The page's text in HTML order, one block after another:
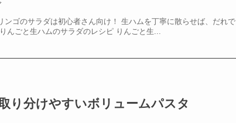
ンゴのサラダは初心者さん向け！ 生ハムを丁寧に散らせば、だれで
んごと生ハムのサラダのレシピ りんごと生...
り分けやすいボリュームパスタ